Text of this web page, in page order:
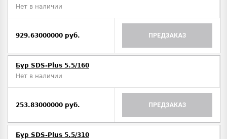
Нет в наличии
929.63000000 руб. ПРЕДЗАКАЗ
Бур SDS-Plus 5.5/160
Нет в наличии
253.83000000 руб. ПРЕДЗАКАЗ
Бур SDS-Plus 5.5/310